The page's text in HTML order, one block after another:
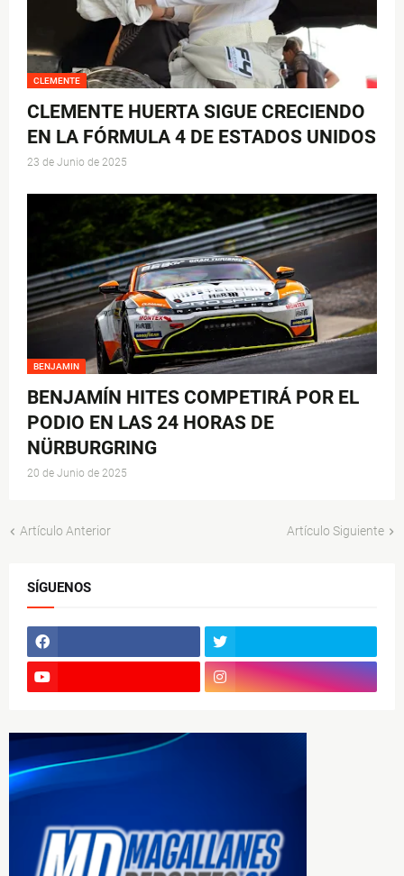
CLEMENTE
CLEMENTE HUERTA SIGUE CRECIENDO
EN LA FÓRMULA 4 DE ESTADOS UNIDOS
23 de Junio de 2025
BENJAMIN
BENJAMÍN HITES COMPETIRÁ POR EL
PODIO EN LAS 24 HORAS DE
NÜRBURGRING
20 de Junio de 2025
Artículo Anterior Artículo Siguiente
SÍGUENOS